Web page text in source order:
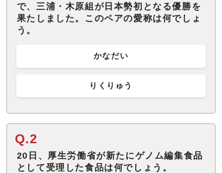
で、三浦・木原組が日本勢初となる優勝を
果たしました。このペアの愛称は何でしょ
う。
かなだい
りくりゅう
Q.2
20日、厚生労働省が新たにゲノム編集食品
として受理した食品は何でしょう。